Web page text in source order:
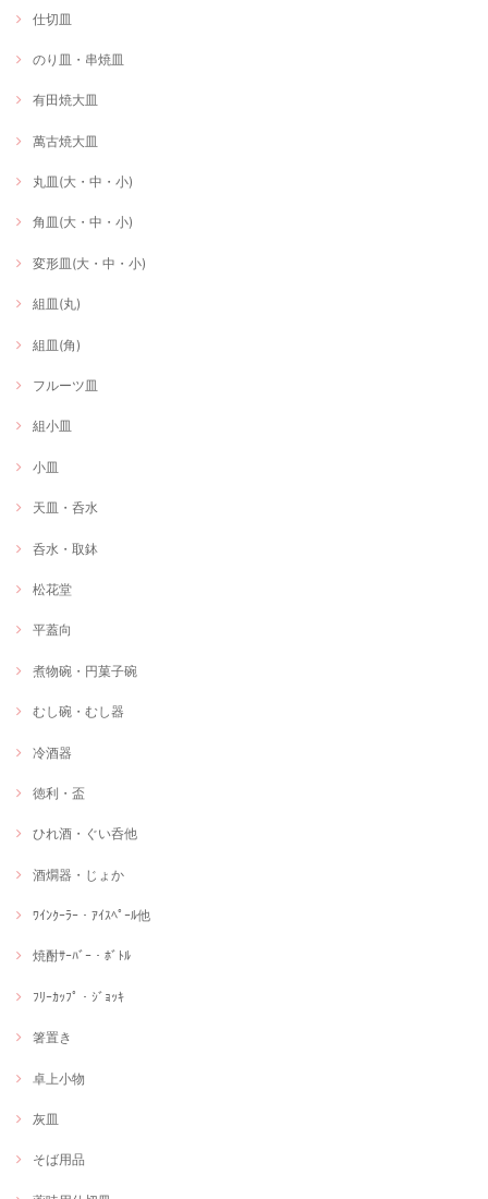
仕切皿
のり皿・串焼皿
有田焼大皿
萬古焼大皿
丸皿(大・中・小)
角皿(大・中・小)
変形皿(大・中・小)
組皿(丸)
組皿(角)
フルーツ皿
組小皿
小皿
天皿・呑水
呑水・取鉢
松花堂
平蓋向
煮物碗・円菓子碗
むし碗・むし器
冷酒器
徳利・盃
ひれ酒・ぐい呑他
酒燗器・じょか
ﾜｲﾝｸｰﾗｰ・ｱｲｽﾍﾟｰﾙ他
焼酎ｻｰﾊﾞｰ・ﾎﾞﾄﾙ
ﾌﾘｰｶｯﾌﾟ・ｼﾞｮｯｷ
箸置き
卓上小物
灰皿
そば用品